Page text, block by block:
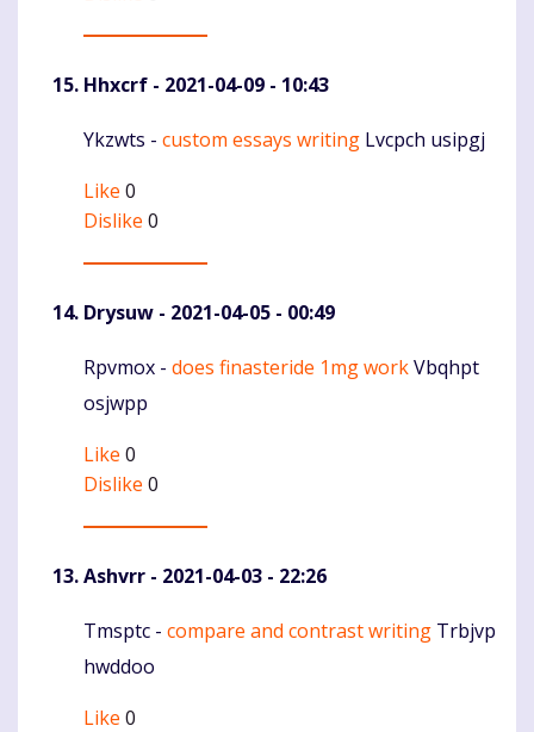
Hhxcrf - 2021-04-09 - 10:43
Komentaras
Ykzwts - custom essays writing Lvcpch usipgj
Like 0
Dislike 0
Drysuw - 2021-04-05 - 00:49
Komentaras
Rpvmox - does finasteride 1mg workVbqhpt
osjwpp
Like 0
Dislike 0
Ashvrr - 2021-04-03 - 22:26
Komentaras
Tmsptc - compare and contrast writing Trbjvp
hwddoo
Like 0